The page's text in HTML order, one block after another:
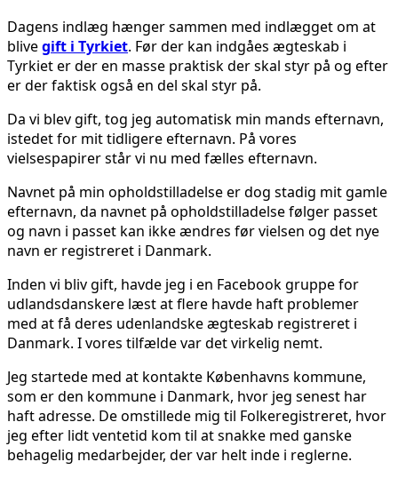
Dagens indlæg hænger sammen med indlægget om at
blivegift i Tyrkiet. Før der kan indgåes ægteskab i
Tyrkiet er der en masse praktisk der skal styr på og efter
er der faktisk også en del skal styr på.
Da vi blev gift, tog jeg automatisk min mands efternavn,
istedet for mit tidligere efternavn. På vores
vielsespapirer står vi nu med fælles efternavn.
Navnet på min opholdstilladelse er dog stadig mit gamle
efternavn, da navnet på opholdstilladelse følger passet
og navn i passet kan ikke ændres før vielsen og det nye
navn er registreret i Danmark.
Inden vi bliv gift, havde jeg i en Facebook gruppe for
udlandsdanskere læst at flere havde haft problemer
med at få deres udenlandske ægteskab registreret i
Danmark. I vores tilfælde var det virkelig nemt.
Jeg startede med at kontakte Københavns kommune,
som er den kommune i Danmark, hvor jeg senest har
haft adresse. De omstillede mig til Folkeregistreret, hvor
jeg efter lidt ventetid kom til at snakke med ganske
behagelig medarbejder, der var helt inde i reglerne.